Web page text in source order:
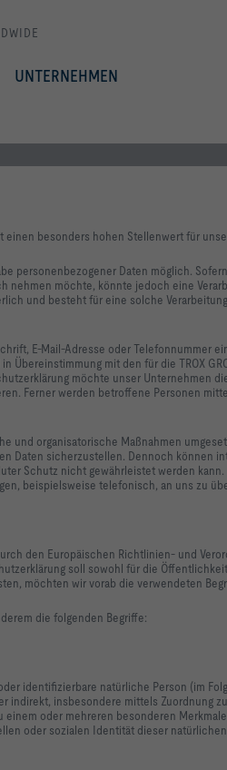
UNTERNEHMEN
besonders hohen Stellenwert für
personenbezogener Daten möglich.
möchte, könnte jedoch eine
und besteht für eine solche
E-Mail-Adresse oder Telefonnummer
mit den für die TROX
möchte unser Unternehmen
Ferner werden betroffene Personen
und organisatorische Maßnahmen
Daten sicherzustellen. Dennoch können
Schutz nicht gewährleistet werden
beispielsweise telefonisch, an uns zu
den Europäischen Richtlinien- und
soll sowohl für die
möchten wir vorab die verwendeten
die folgenden Begriffe:
identifizierbare natürliche Person (im
insbesondere mittels Zuordnung
einem oder mehreren besonderen
oder sozialen Identität dieser